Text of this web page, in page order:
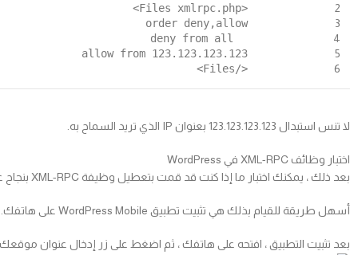
2
3
4
5
6
<Files xmlrpc.php>
order deny,allow
deny from all
allow from 123.123.123.123
</Files>
لا تنس استبدال 123.123.123.123 بعنوان IP الذي تريد السماح به.
اختبار وظائف XML-RPC في WordPress
بعد ذلك ، يمكنك اختبار ما إذا كنت قد قمت بتعطيل وظيفة XML-RPC بنجاح على موقع WordPress الخاص بك.
أسهل طريقة للقيام بذلك هي تثبيت تطبيق WordPress Mobile على هاتفك. إنه متاح لكل من أجهزة iPhone و Android.
بعد تثبيت التطبيق ، افتحه على هاتفك ، ثم اضغط على زر إدخال عنوان موقعك